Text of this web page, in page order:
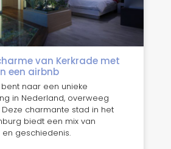
van Kerkrade met
een airbnb
naar een unieke
in Nederland, overweeg
Deze charmante stad in het
biedt een mix van
en geschiedenis.